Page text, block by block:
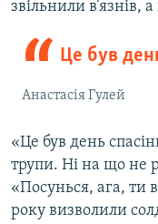
звільнили в’язнів,
Це був
Анастасія Гулей
«Це був день
трупи. Ні на що не
«Посунься, ага, ти
року визволили